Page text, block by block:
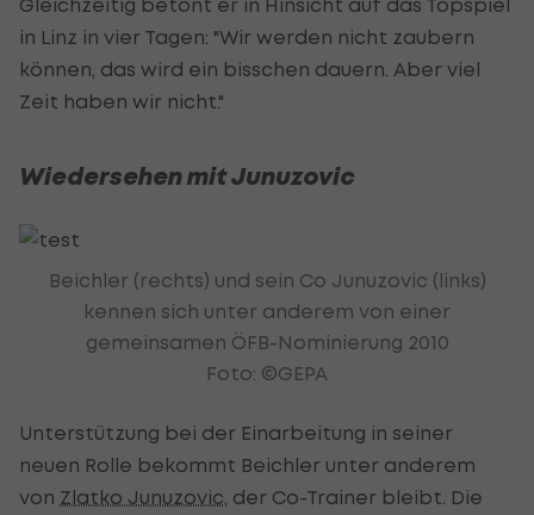
in Linz in vier Tagen: "Wir werden nicht zaubern
können, das wird ein bisschen dauern. Aber viel
Zeit haben wir nicht."
Wiedersehen mit Junuzovic
Beichler (rechts) und sein Co Junuzovic (links)
kennen sich unter anderem von einer
gemeinsamen ÖFB-Nominierung 2010
Foto: ©GEPA
Unterstützung bei der Einarbeitung in seiner
neuen Rolle bekommt Beichler unter anderem
von Zlatko Junuzovic , der Co-Trainer bleibt. Die